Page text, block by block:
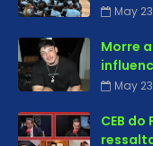
May
Morre
May
CEB